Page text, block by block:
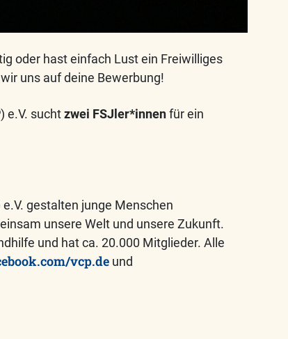
oder hast einfach Lust ein Freiwilliges
uns auf deine Bewerbung!
e.V. suchtzwei FSJler*innenfür ein
gestalten junge Menschen
unsere Welt und unsere Zukunft.
und hat ca. 20.000 Mitglieder. Alle
vcp.de und